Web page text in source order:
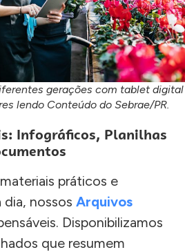
gerações com tablet digital
lendo Conteúdo do Sebrae/PR.
Infográficos, Planilhas
práticos e
dia, nossos Arquivos
Disponibilizamos
que resumem